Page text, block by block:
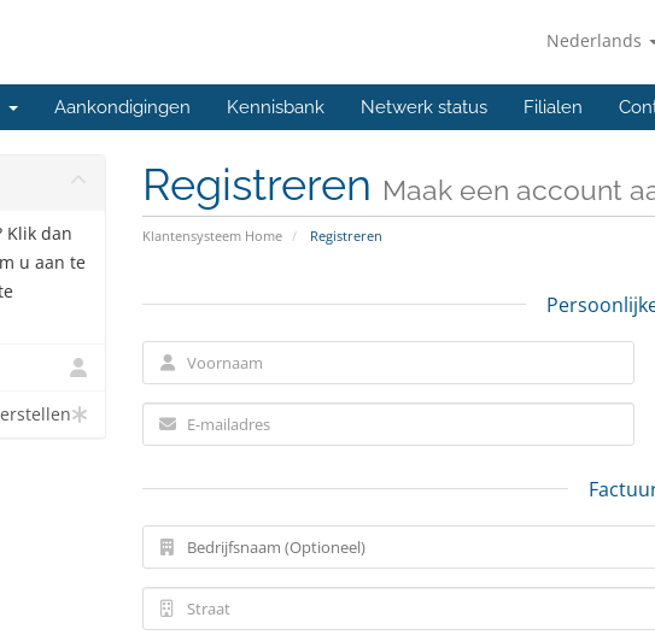
Nederlands
Aankondigingen Kennisbank Netwerk status Filialen
Registreren Maak een account
Klantensysteem Home Registreren
Klik dan
u aan te